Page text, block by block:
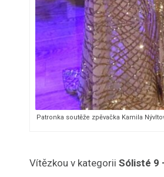
Patronka soutěže zpěvačka Kamila
Vítězkou v kategoriiSólisté 9